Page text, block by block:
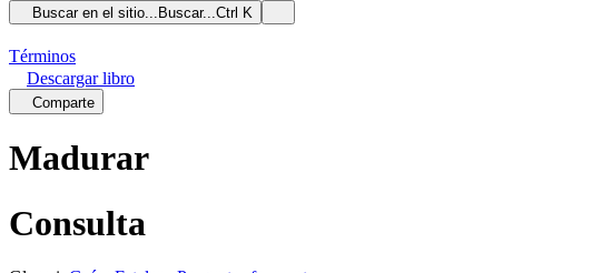
Buscar en el sitio... Buscar...Ctrl K
Términos
Descargarlibro
Comparte
Madurar
Consulta